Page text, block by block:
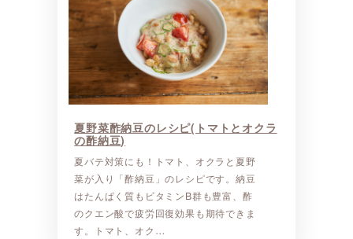
夏野菜酢納豆のレシピ(トマトとオクラ
の酢納豆)
夏バテ対策にも！トマト、オクラと夏野
菜が入り「酢納豆」のレシピです。納豆
はたんぱく質もビタミンB群も豊富、酢
のクエン酸で疲労回復効果も期待できま
す。トマト、オク…